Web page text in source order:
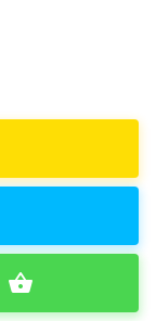
shopping_basket